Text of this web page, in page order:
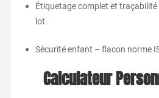
Étiquetage complet et
lot
Sécurité enfant – flacon norme
Calculateur